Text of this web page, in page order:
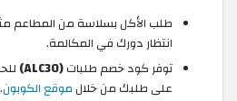
طلب الأكل بسلاسة من المطاعم
انتظار دورك في المكالمة.
توفر كود خصم طلبات(ALC30)
على طلبك من خلال موقع الكوبون.